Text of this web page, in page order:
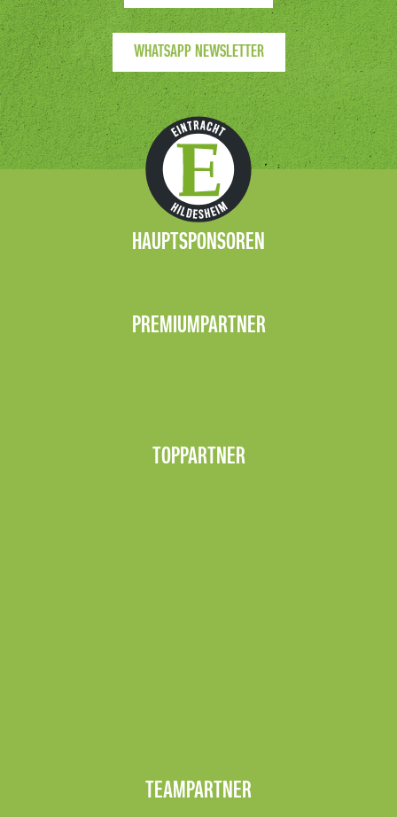
WHATSAPP NEWSLETTER
HAUPTSPONSOREN
PREMIUMPARTNER
TOPPARTNER
TEAMPARTNER